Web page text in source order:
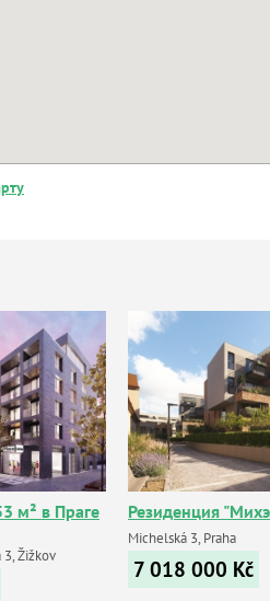
м² в Праге
3, Žižkov
Резиденция
Michelská 3, Praha
7 018 000 Kč